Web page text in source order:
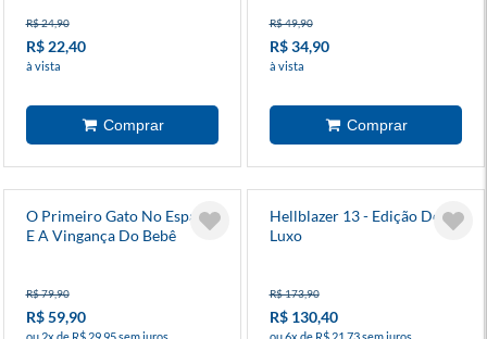
R$ 24,90
R$ 22,40
à vista
R$ 49,90
R$ 34,90
à vista
O Primeiro Gato No Espaço
E A Vingança Do Bebê
R$ 79,90
R$ 59,90
ou 2x de R$ 29,95 sem juros
Hellblazer 13 - Edição De
Luxo
R$ 173,90
R$ 130,40
ou 6x de R$ 21,73 sem juros